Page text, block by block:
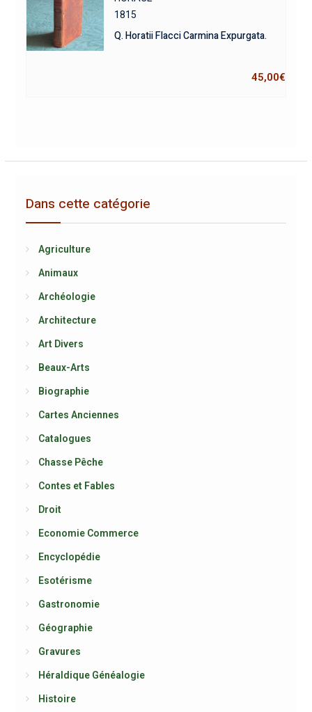
1815
Q. Horatii Flacci Carmina Expurgata.
45,00€
Dans cette catégorie
Agriculture
Animaux
Archéologie
Architecture
Art Divers
Beaux-Arts
Biographie
Cartes Anciennes
Catalogues
Chasse Pêche
Contes et Fables
Droit
Economie Commerce
Encyclopédie
Esotérisme
Gastronomie
Géographie
Gravures
Héraldique Généalogie
Histoire